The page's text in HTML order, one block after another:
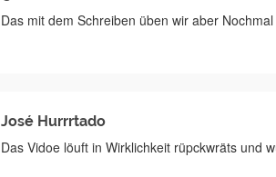
Das mit dem Schreiben üben wir aber Nochmal
José Hurrrtado
Das Vidoe löuft in Wirklichkeit rüpckwräts und